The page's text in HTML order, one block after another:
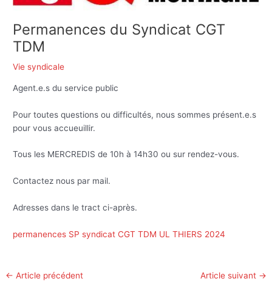
Permanences du Syndicat CGT
TDM
Vie syndicale
Agent.e.s du service public
Pour toutes questions ou difficultés, nous sommes présent.e.s
pour vous accueuillir.
Tous les MERCREDIS de 10h à 14h30 ou sur rendez-vous.
Contactez nous par mail.
Adresses dans le tract ci-après.
permanences SP syndicat CGT TDM UL THIERS 2024
← Article précédent Article suivant →